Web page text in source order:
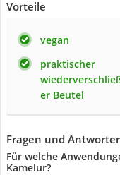
Vorteile
vegan
praktischer
er Beutel
Fragen und
Für welche
Kamelur?